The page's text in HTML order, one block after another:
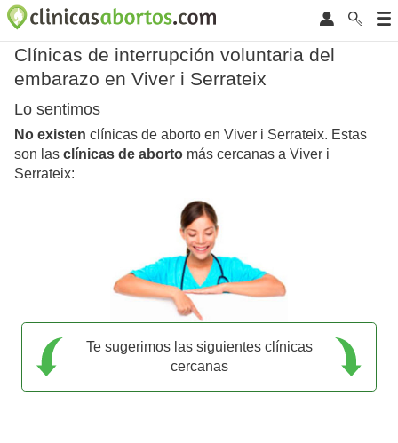
Clínicas de interrupción voluntaria del
embarazo en Viver i Serrateix
Lo sentimos
No existen clínicas de aborto en Viver i Serrateix. Estas
son las clínicas de aborto más cercanas a Viver i
Serrateix:
Te sugerimos las siguientes clínicas
cercanas